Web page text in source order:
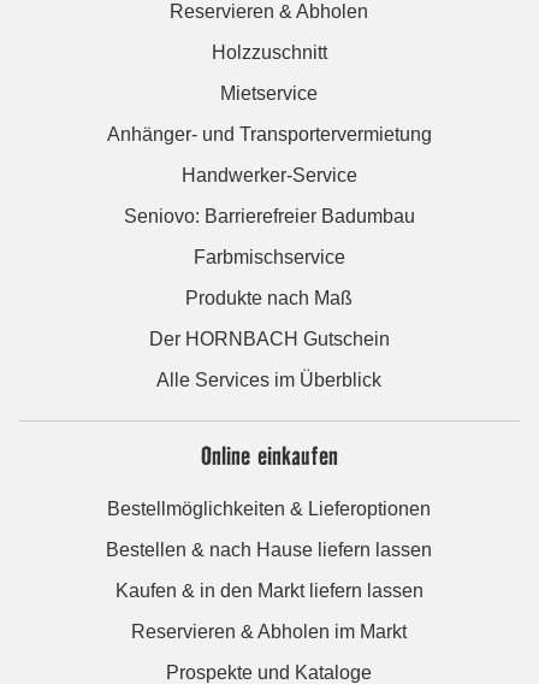
Reservieren & Abholen
Holzzuschnitt
Mietservice
Anhänger- und Transportervermietung
Handwerker-Service
Seniovo: Barrierefreier Badumbau
Farbmischservice
Produkte nach Maß
Der HORNBACH Gutschein
Alle Services im Überblick
Online einkaufen
Bestellmöglichkeiten & Lieferoptionen
Bestellen & nach Hause liefern lassen
Kaufen & in den Markt liefern lassen
Reservieren & Abholen im Markt
Prospekte und Kataloge